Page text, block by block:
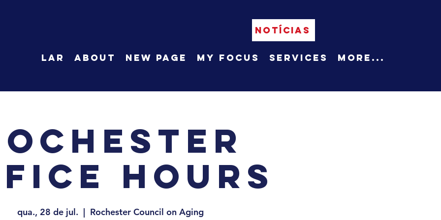
NOTÍCIAS
LAR About New Page My Focus Services More...
Hours
qua., 28 de jul.
  |
Rochester Council on Aging